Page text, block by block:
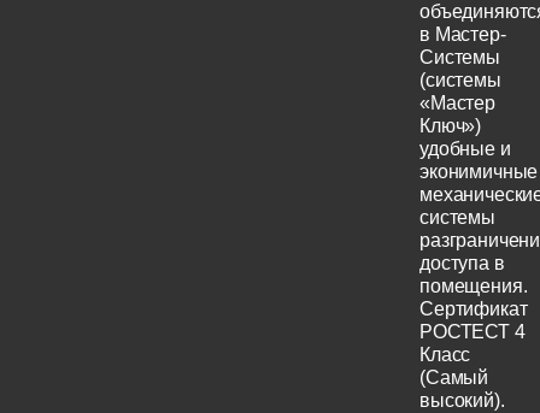
в Мастер-
Системы
(системы
«Мастер
Ключ»)
удобные и
эконимичные
системы
доступа в
помещения.
Сертификат
РОСТЕСТ 4
Класс
(Самый
высокий).